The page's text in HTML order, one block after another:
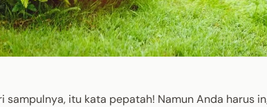
sampulnya, itu kata pepatah! Namun Anda harus